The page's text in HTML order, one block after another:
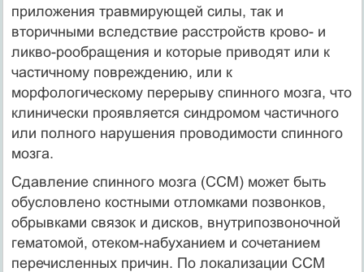
приложения травмирующей силы, так и
вторичными вследствие расстройств крово- и
ликво-рообращения и которые приводят или к
частичному повреждению, или к
морфологическому перерыву спинного мозга, что
клинически проявляется синдромом частичного
или полного нарушения проводимости спинного
мозга.
Сдавление спинного мозга (ССМ) может быть
обусловлено костными отломками позвонков,
обрывками связок и дисков, внутрипозвоночной
гематомой, отеком-набуханием и сочетанием
перечисленных причин. По локализации ССМ